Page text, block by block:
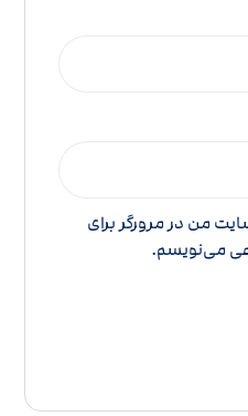
من در مرورگر برای
می‌نویسم.